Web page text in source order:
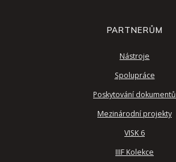
PARTNERŮM
Nástroje
Spolupráce
Poskytování dokumentů
Mezinárodní projekty
VISK 6
IIIF Kolekce